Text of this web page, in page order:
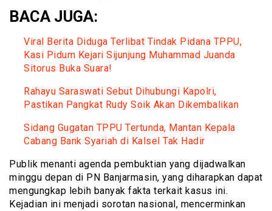
BACA JUGA:
Viral Berita Diduga Terlibat Tindak Pidana TPPU,
Kasi Pidum Kejari Sijunjung Muhammad Juanda
Sitorus Buka Suara!
Rahayu Saraswati Sebut Dihubungi Kapolri,
Pastikan Pangkat Rudy Soik Akan Dikembalikan
Sidang Gugatan TPPU Tertunda, Mantan Kepala
Cabang Bank Syariah di Kalsel Tak Hadir
Publik menanti agenda pembuktian yang dijadwalkan
minggu depan di PN Banjarmasin, yang diharapkan dapat
mengungkap lebih banyak fakta terkait kasus ini.
Kejadian ini menjadi sorotan nasional, mencerminkan